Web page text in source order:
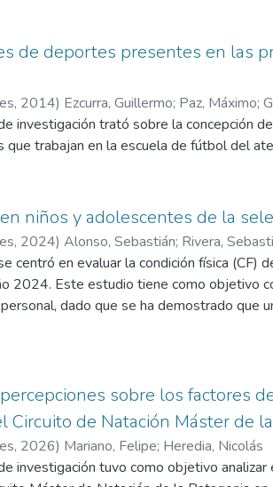
nivel amateur del club José Hernández.
de índice de masa corporal y el salto
de índice de masa corporal sube
de deportes presentes en las
, 2014) Ezcurra, Guillermo; Paz, Máximo;
investigación trató sobre la concepción
que trabajan en la escuela de fútbol del
niños y adolescentes de la
, 2024) Alonso, Sebastián; Rivera,
centró en evaluar la condición física (CF)
2024. Este estudio tiene como objetivo
dado que se ha demostrado que
y emocional. El estudio se realizó en
la práctica del judo influye en los
fue descriptivo, sincrónico y de campo,
musculares y
fitness la cual incorpora test de medición
y de la resistencia cardiorrespiratoria.
que un 89% de los participantes
sobre los factores
Circuito de Natación Máster de
, 2026) Mariano, Felipe; Heredia, Nicolás
investigación tuvo como objetivo